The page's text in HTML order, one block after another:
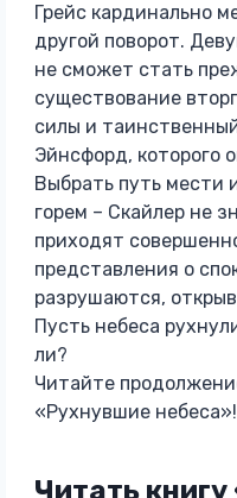
Грейс кардинально
другой поворот.
не сможет стать
существование
силы и
Эйнсфорд, которого
Выбрать путь мести
горем – Скайлер не
приходят
представления о
разрушаются,
Пусть небеса
ли?
Читайте
«Рухнувшие небеса»!
Читать